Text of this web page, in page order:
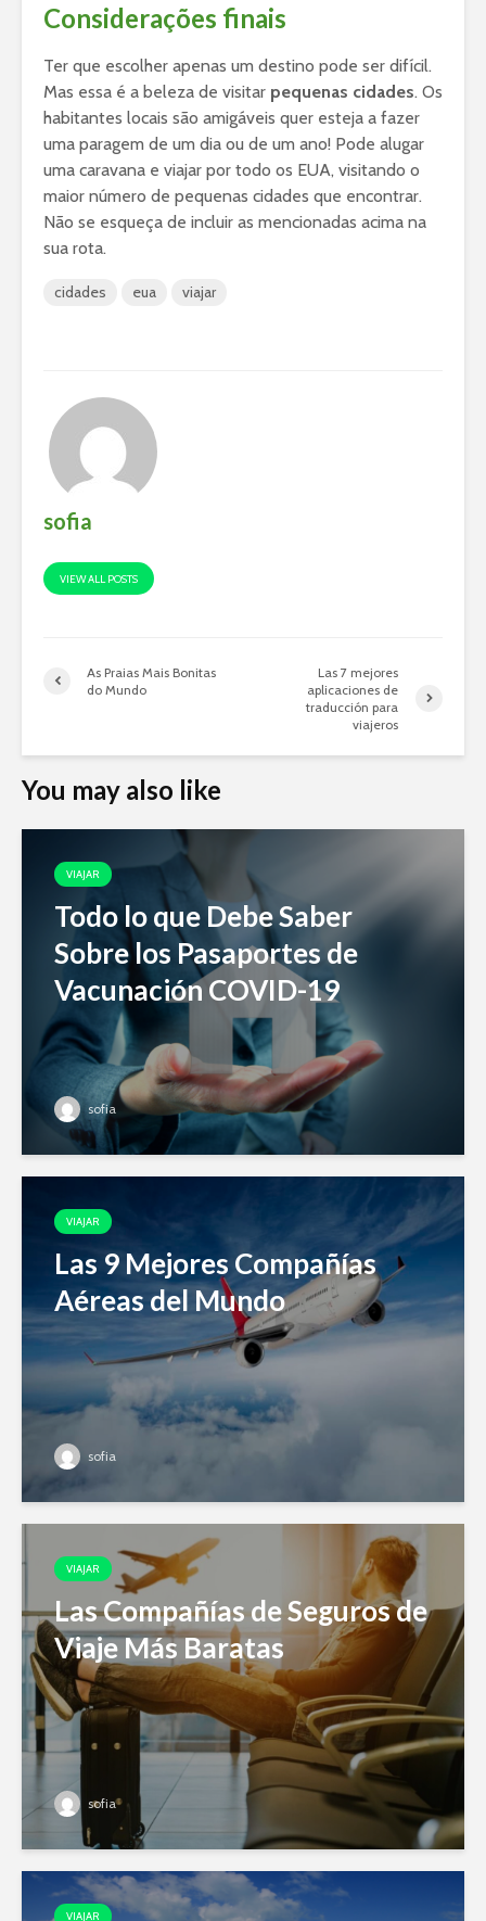
Considerações finais
Ter que escolher apenas um destino pode ser difícil.
Mas essa é a beleza de visitar pequenas cidades. Os
habitantes locais são amigáveis quer esteja a fazer
uma paragem de um dia ou de um ano! Pode alugar
uma caravana e viajar por todo os EUA, visitando o
maior número de pequenas cidades que encontrar.
Não se esqueça de incluir as mencionadas acima na
sua rota.
cidades eua viajar
sofia
VIEW ALL POSTS
As Praias Mais Bonitas
do Mundo
Las 7 mejores
aplicaciones de
traducción para
viajeros
You may also like
VIAJAR
Todo lo que Debe Saber
Sobre los Pasaportes de
Vacunación COVID-19
sofia
VIAJAR
Las 9 Mejores Compañías
Aéreas del Mundo
sofia
VIAJAR
Las Compañías de Seguros de
Viaje Más Baratas
sofia
VIAJAR